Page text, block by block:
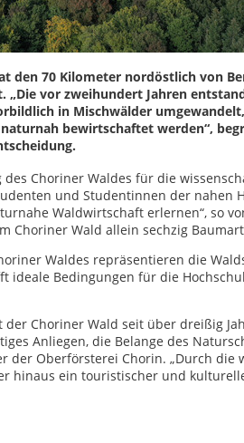
den 70 Kilometer nordöstlich von
„Die vor zweihundert Jahren
in Mischwälder
bewirtschaftet werden“,
Choriner Waldes für die
und Studentinnen der nahen
Waldwirtschaft erlernen“, so
Choriner Wald allein sechzig
Waldes repräsentieren die
ideale Bedingungen für die
Choriner Wald seit über dreißig
Anliegen, die Belange des
der Oberförsterei Chorin. „Durch
hinaus ein touristischer und